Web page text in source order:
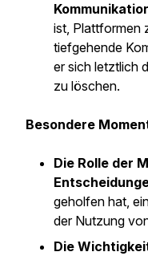
ist, Plattformen
tiefgehende
er sich letztlich
zu löschen.
Besondere
Die Rolle der
geholfen hat,
der Nutzung
Die